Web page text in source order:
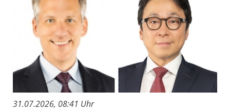
31.07.2026, 08:41 Uhr